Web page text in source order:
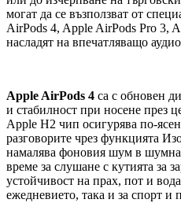
могат да се възползват от
AirPods 4, Apple AirPods Pro 3,
насладят на впечатляващо
Apple AirPods 4 са с обновен
и стабилност при носене през
Apple H2 чип осигурява по-
разговорите чрез функцията
намалява фоновия шум в
време за слушане с кутията за
устойчивост на прах, пот и
ежедневието, така и за спорт и